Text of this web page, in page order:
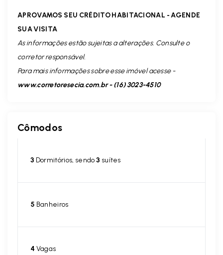
APROVAMOS SEU CRÉDITO HABITACIONAL - AGENDE
SUA VISITA
As informações estão sujeitas a alterações. Consulte o
corretor responsável.
Para mais informações sobre esse imóvel acesse -
www.corretoresecia.com.br - (16) 3023-4510
Cômodos
3 Dormitórios, sendo3 suítes
5 Banheiros
4 Vagas